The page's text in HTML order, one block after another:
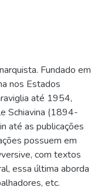
Fundado em
nos Estados
até 1954,
Schiavina (1894-
até as publicações
possuem em
com textos
essa última aborda
etc.